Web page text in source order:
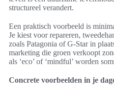
structureel verandert.
Een praktisch voorbeeld is
Je kiest voor repareren,
zoals Patagonia of G-Star in
marketing die groen verkoopt
als ‘eco’ of ‘mindful’ worden
Concrete voorbeelden in je